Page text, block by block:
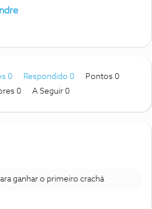
0 Respondido 0
Pontos 0
0 A Seguir 0
ganhar o primeiro crachá